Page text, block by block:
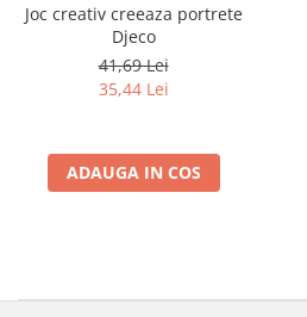
Joc creativ creeaza portrete
Djeco
41,69 Lei
35,44 Lei
ADAUGA IN COS